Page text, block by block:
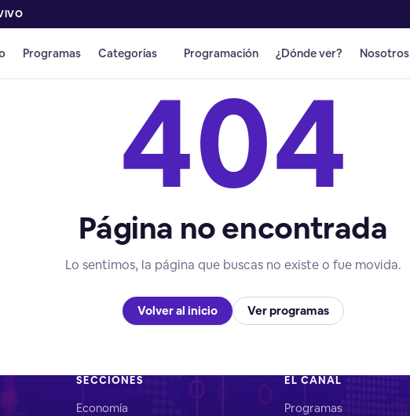
Programas Categorías Programación ¿Dónde ver? Nosotros
404
Página no encontrada
Lo sentimos, la página que buscas no existe o fue movida.
Volver al inicio Ver programas
SECCIONES
Economía
EL CANAL
Programas